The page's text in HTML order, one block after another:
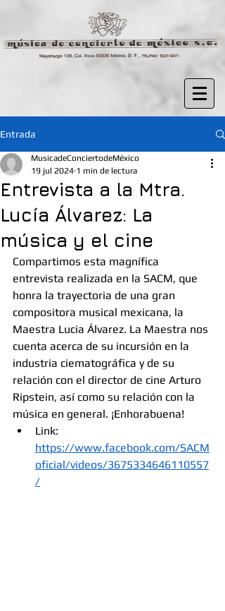
Entrada
Entrevista a la Mtra.
Lucía Álvarez: La
música y el cine
MusicadeConciertodeMéxico
19 jul 2024 1 min de lectura
Compartimos esta magnífica
entrevista realizada en la SACM, que
honra la trayectoria de una gran
compositora musical mexicana, la
Maestra Lucia Álvarez. La Maestra nos
cuenta acerca de su incursión en la
industria ciematográfica y de su
relación con el director de cine Arturo
Ripstein, así como su relación con la
música en general. ¡Enhorabuena!
Link:
https://www.facebook.com/SACM
oficial/videos/3675334646110557
/